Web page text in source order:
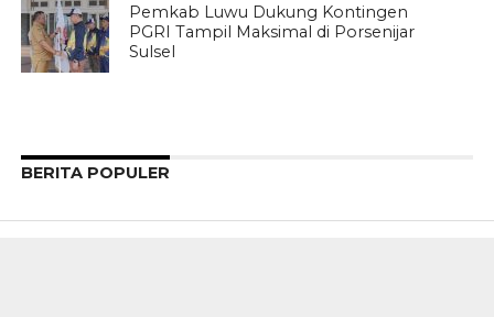
Pemkab Luwu Dukung Kontingen
PGRI Tampil Maksimal di Porsenijar
Sulsel
BERITA POPULER